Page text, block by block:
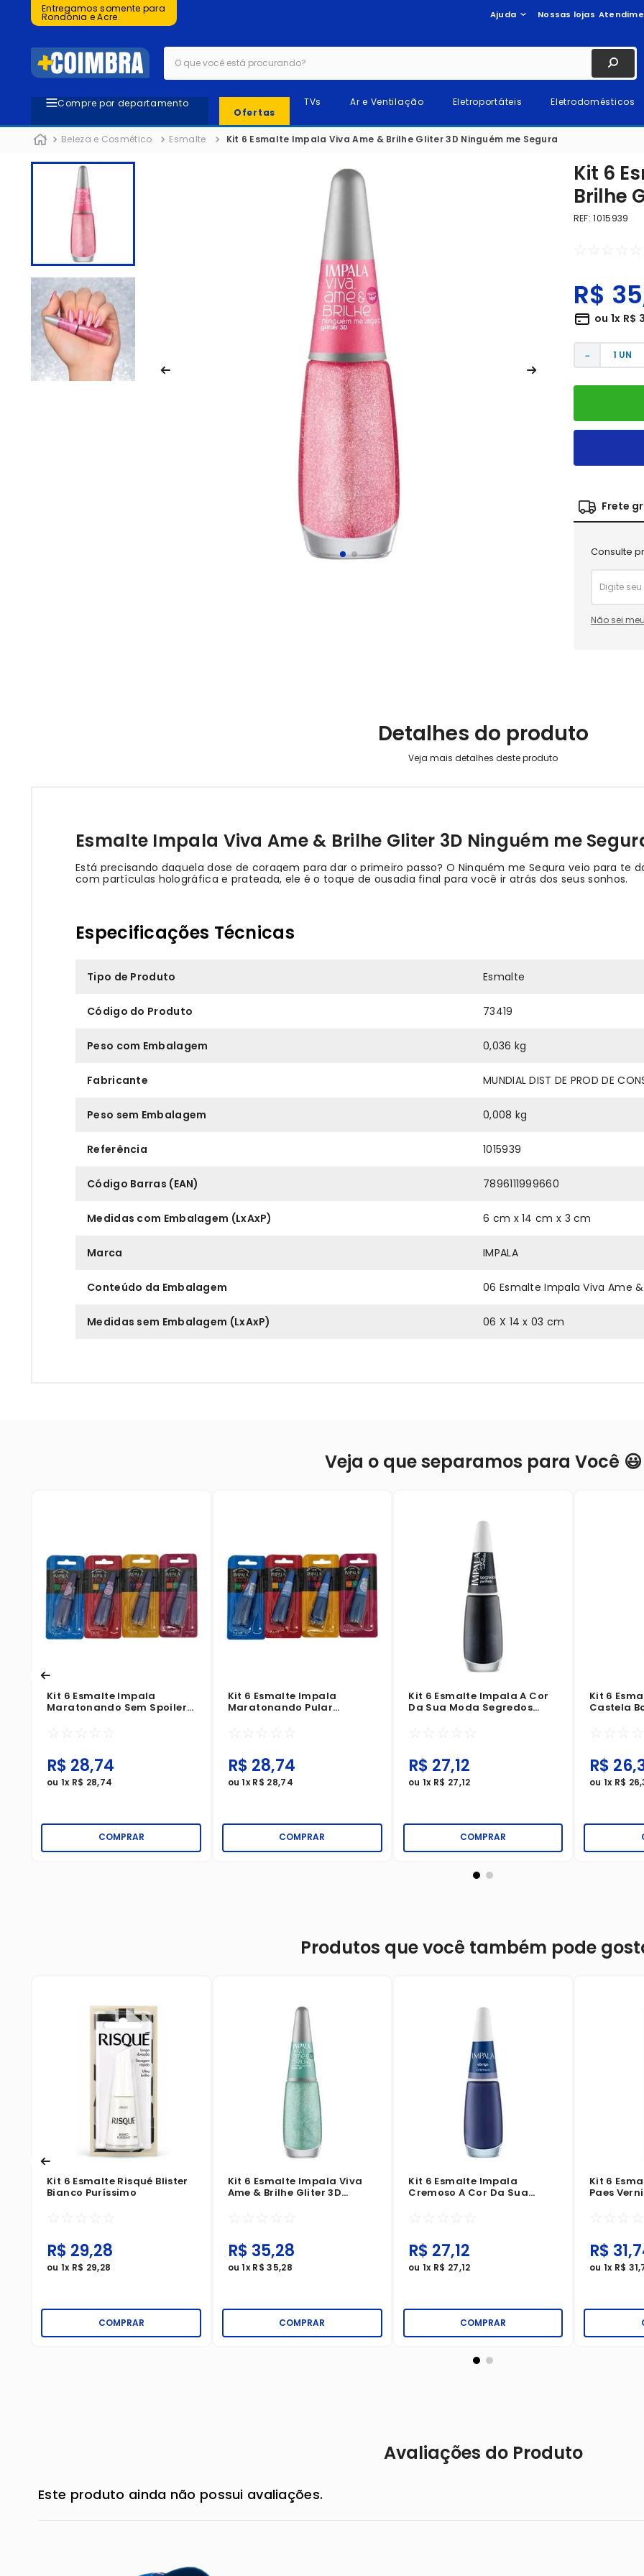
Entregamos somente para
Rondônia e Acre. Ajuda Nossas lojas
O que você está procurando?
Compre por departamento
Ofertas
TVs Ar e Ventilação Eletroportáteis Eletrodomésticos
Beleza e Cosmético Esmalte Kit 6 Esmalte Impala Viva Ame & Brilhe Gliter 3D Ninguém me Segura
Kit 6
Brilhe
REF:1015939
☆ ☆ ☆ ☆ ☆
R$ 35
ou 1x R$
－
Frete
Consulte
Não sei
Detalhes do produto
Esmalte Impala Viva Ame & Brilhe Gliter 3D Ninguém me
Está precisando daquela dose de coragem para dar o primeiro passo? O Ninguém me Segura veio para te
com partículas holográfica e prateada, ele é o toque de ousadia final para você ir atrás dos seus sonhos.
Especificações Técnicas
Tipo de Produto Esmalte
Código do Produto 73419
Peso com Embalagem 0,036 kg
Fabricante MUNDIAL DIST DE PROD DE
Peso sem Embalagem 0,008 kg
Referência 1015939
Código Barras (EAN) 7896111999660
Medidas com Embalagem (LxAxP) 6 cm x 14 cm x 3 cm
Marca IMPALA
Conteúdo da Embalagem 06 Esmalte Impala Viva Ame
Medidas sem Embalagem (LxAxP) 06 X 14 x 03 cm
Veja o que separamos para Você 😃
Kit 6 Esmalte Impala
Maratonando Sem Spoiler
☆ ☆ ☆ ☆ ☆
R$ 28,74
ou 1x R$ 28,74
COMPRAR
Kit 6 Esmalte Impala
Maratonando Pular
☆ ☆ ☆ ☆ ☆
R$ 28,74
ou1xR$ 28,74
COMPRAR
Kit 6 Esmalte Impala A Cor
Da Sua Moda Segredos
☆ ☆ ☆ ☆ ☆
R$ 27,12
ou1x R$ 27,12
COMPRAR
Kit 6
Castela
☆ ☆ ☆ ☆
R$ 26,
ou 1x R$ 26,
Produtos que você também pode
Kit 6 Esmalte Risqué Blister
Bianco Puríssimo
☆ ☆ ☆ ☆ ☆
R$ 29,28
ou 1x R$ 29,28
COMPRAR
Kit 6 Esmalte Impala Viva
Ame & Brilhe Gliter 3D
☆ ☆ ☆ ☆ ☆
R$ 35,28
ou1xR$ 35,28
COMPRAR
Kit 6 Esmalte Impala
Cremoso A Cor Da Sua
☆ ☆ ☆ ☆ ☆
R$ 27,12
ou1x R$ 27,12
COMPRAR
Kit 6
Paes
☆ ☆ ☆ ☆
R$ 31,
ou 1x R$ 31,
Avaliações do Produto
Este produto ainda não possui avaliações.